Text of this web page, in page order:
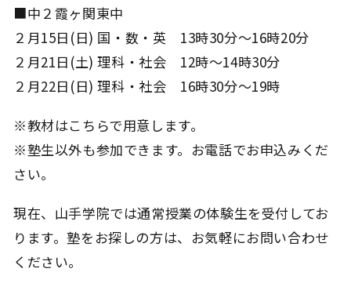
■中２霞ヶ関東中
２月15日(日) 国・数・英 13時30分～16時20分
２月21日(土) 理科・社会 12時～14時30分
２月22日(日) 理科・社会 16時30分～19時
※教材はこちらで用意します。
※塾生以外も参加できます。お電話でお申込みくだ
さい。
現在、山手学院では通常授業の体験生を受付してお
ります。塾をお探しの方は、お気軽にお問い合わせ
ください。